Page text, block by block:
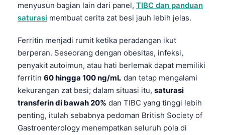
menyusun bagian lain dari panel, TIBC dan panduan
saturasi membuat cerita zat besi jauh lebih jelas.
Ferritin menjadi rumit ketika peradangan ikut
berperan. Seseorang dengan obesitas, infeksi,
penyakit autoimun, atau hati berlemak dapat memiliki
ferritin 60 hingga 100 ng/mL dan tetap mengalami
kekurangan zat besi; dalam situasi itu, saturasi
transferin di bawah 20% dan TIBC yang tinggi lebih
penting, itulah sebabnya pedoman British Society of
Gastroenterology menempatkan seluruh pola di